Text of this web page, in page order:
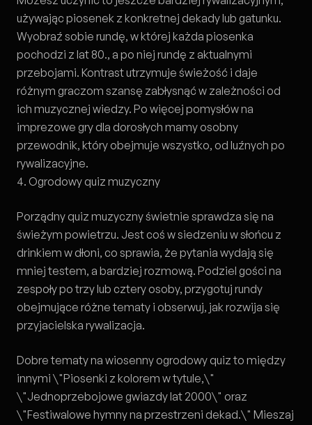
używając piosenek z konkretnej dekady lub gatunku.
Wyobraź sobie rundę, w której każda piosenka
pochodzi z lat 80., a po niej rundę z aktualnymi
przebojami. Kontrast utrzymuje świeżość i daje
różnym graczom szansę zabłysnąć w zależności od
ich muzycznej wiedzy. Po więcej pomysłów na
imprezowe gry dla dorosłych mamy osobny
przewodnik, który obejmuje wszystko, od luźnych po
rywalizacyjne.
4. Ogrodowy quiz muzyczny
Porządny quiz muzyczny świetnie sprawdza się na
świeżym powietrzu. Jest coś w siedzeniu w słońcu z
drinkiem w dłoni, co sprawia, że pytania wydają się
mniej testem, a bardziej rozmową. Podziel gości na
zespoły po trzy lub cztery osoby, przygotuj rundy
obejmujące różne tematy i obserwuj, jak rozwija się
przyjacielska rywalizacja.
Dobre tematy na wiosenny ogrodowy quiz to między
innymi \"Piosenki z kolorem w tytule,\"
\"Jednoprzebojowe gwiazdy lat 2000\" oraz
\"Festiwalowe hymny na przestrzeni dekad.\" Mieszaj